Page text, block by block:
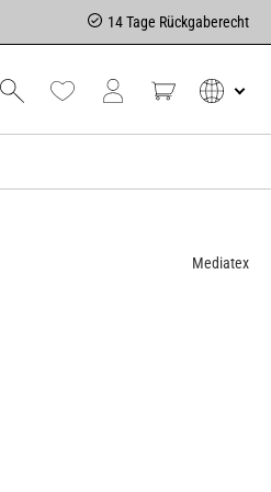
14 Tage Rückgaberecht
Mediatex